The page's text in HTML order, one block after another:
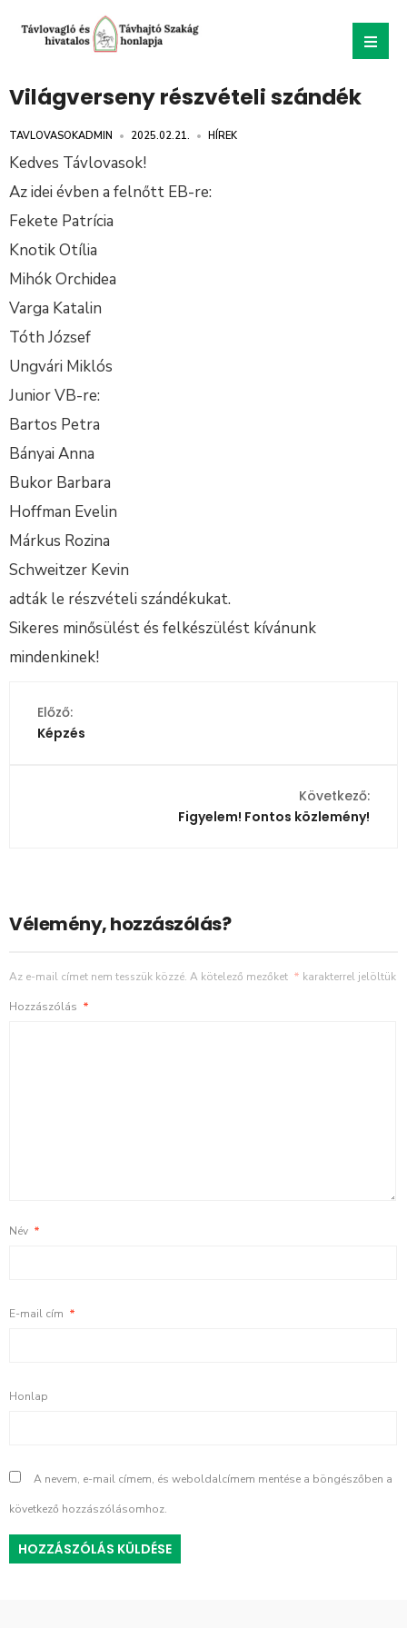
Világverseny részvételi szándék
TAVLOVASOKADMIN • 2025.02.21. • HÍREK
Kedves Távlovasok!
Az idei évben a felnőtt EB-re:
Fekete Patrícia
Knotik Otília
Mihók Orchidea
Varga Katalin
Tóth József
Ungvári Miklós
Junior VB-re:
Bartos Petra
Bányai Anna
Bukor Barbara
Hoffman Evelin
Márkus Rozina
Schweitzer Kevin
adták le részvételi szándékukat.
Sikeres minősülést és felkészülést kívánunk
mindenkinek!
Előző:
Képzés
Következő:
Figyelem! Fontos közlemény!
Vélemény, hozzászólás?
Az e-mail címet nem tesszük közzé. A kötelező mezőket * karakterrel jelöltük
Hozzászólás *
Név *
E-mail cím *
Honlap
A nevem, e-mail címem, és weboldalcímem mentése a böngészőben a
következő hozzászólásomhoz.